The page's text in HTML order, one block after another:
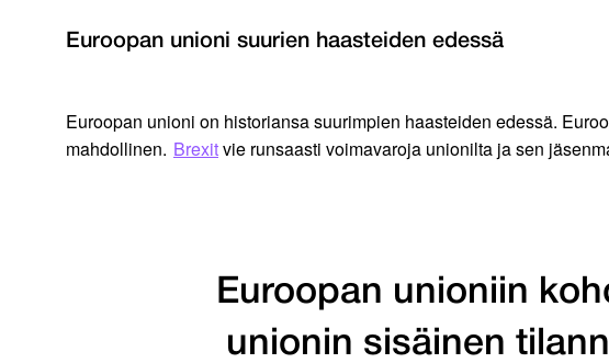
Euroopan unioni suurien haasteiden edessä
Euroopan unioni on historiansa suurimpien haasteiden edessä.
mahdollinen. Brexitvie runsaasti voimavaroja unionilta ja sen
Euroopan unioniin
unionin sisäinen